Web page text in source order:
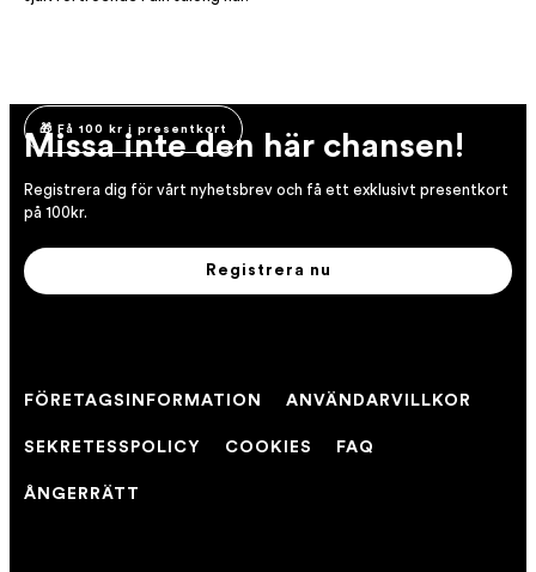
🎁 Få 100 kr i presentkort
Missa inte den här chansen!
Registrera dig för vårt nyhetsbrev och få ett exklusivt presentkort
på 100kr.
Registrera nu
FÖRETAGSINFORMATION ANVÄNDARVILLKOR
SEKRETESSPOLICY COOKIES FAQ
ÅNGERRÄTT